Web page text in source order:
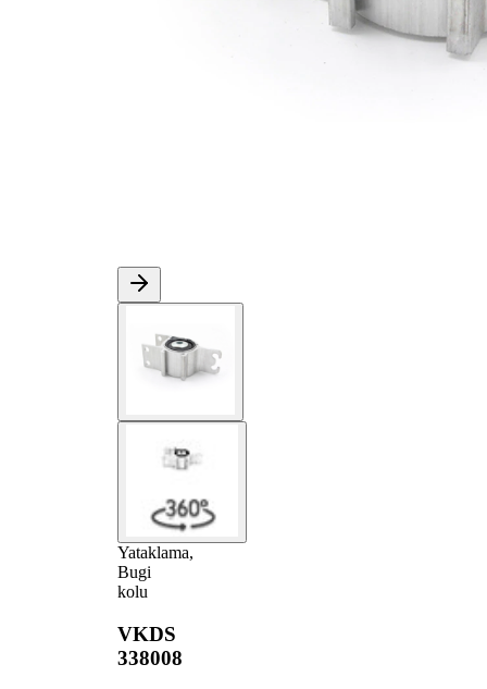
Yataklama,
Bugi
kolu
VKDS
338008